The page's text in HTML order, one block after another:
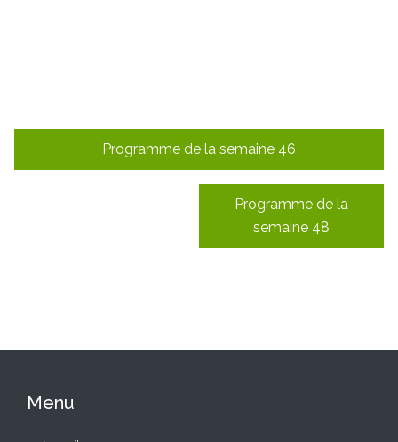
Navigation
de
Programme de la semaine 46
Programme de la
semaine 48
Menu